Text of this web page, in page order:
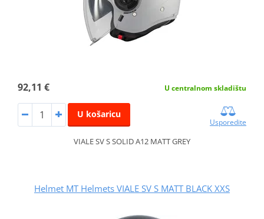
92,11 € U centralnom skladištu
U košaricu
Usporedite
VIALE SV S SOLID A12 MATT GREY
Helmet MT Helmets VIALE SV S MATT BLACK XXS